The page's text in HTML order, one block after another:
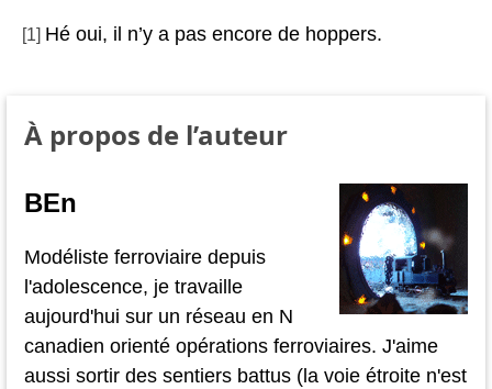
[1] Hé oui, il n’y a pas encore de hoppers.
À propos de l’auteur
BEn
Modéliste ferroviaire depuis
l'adolescence, je travaille
aujourd'hui sur un réseau en N
canadien orienté opérations ferroviaires. J'aime
aussi sortir des sentiers battus (la voie étroite n'est